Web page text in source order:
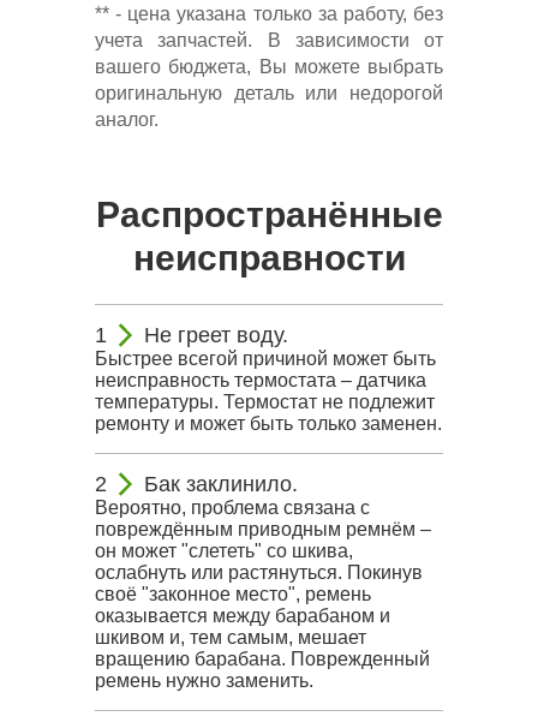
** - цена указана только за работу, без
учета запчастей. В зависимости от
вашего бюджета, Вы можете выбрать
оригинальную деталь или недорогой
аналог.
Распространённые
неисправности
Не греет воду.
Быстрее всегой причиной может быть
неисправность термостата – датчика
температуры. Термостат не подлежит
ремонту и может быть только заменен.
Бак заклинило.
Вероятно, проблема связана с
повреждённым приводным ремнём –
он может "слететь" со шкива,
ослабнуть или растянуться. Покинув
своё "законное место", ремень
оказывается между барабаном и
шкивом и, тем самым, мешает
вращению барабана. Поврежденный
ремень нужно заменить.